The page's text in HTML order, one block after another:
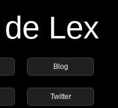
Lex
Blog
Twitter